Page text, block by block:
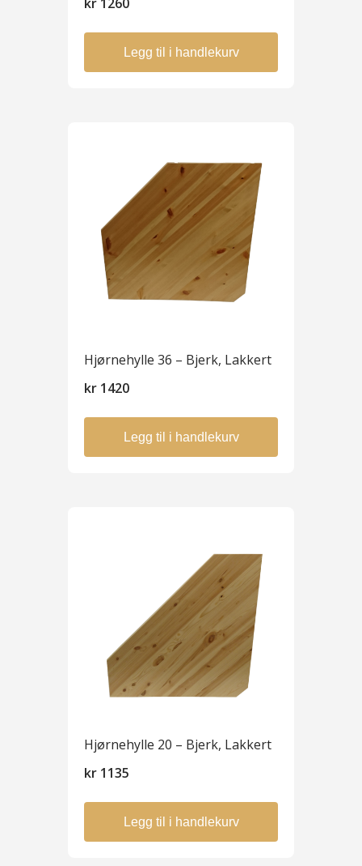
Legg til i handlekurv
Hjørnehylle 36 – Bjerk, Lakkert
kr 1420
Legg til i handlekurv
Hjørnehylle 20 – Bjerk, Lakkert
kr 1135
Legg til i handlekurv